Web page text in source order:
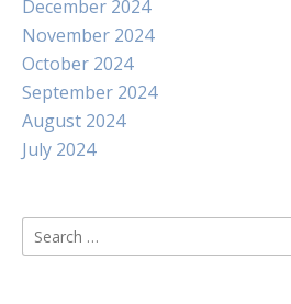
December 2024
November 2024
October 2024
September 2024
August 2024
July 2024
Search
for: